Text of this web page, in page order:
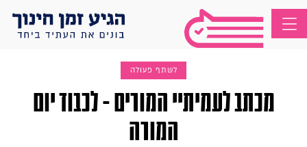
לשתף פעולה
מכתב לעמיתיי המורים - לכבוד יום
המורה